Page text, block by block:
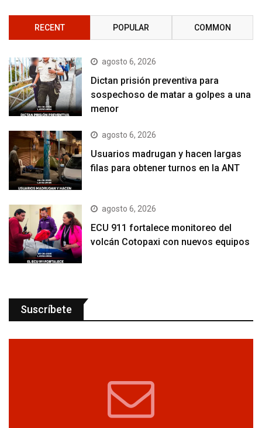
RECENT POPULAR COMMON
agosto 6, 2026
Dictan prisión preventiva para
sospechoso de matar a golpes a una
menor
agosto 6, 2026
Usuarios madrugan y hacen largas
filas para obtener turnos en la ANT
agosto 6, 2026
ECU 911 fortalece monitoreo del
volcán Cotopaxi con nuevos equipos
Suscríbete